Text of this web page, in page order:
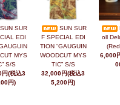
SUN SUR
EDI
MYS
S/S
(税込3
円)
SUN SUR
F SPECIAL EDI
TION “GAUGUIN
WOODCUT MYS
TIC” S/S
32,000円(税込3
5,200円)
oll
6,000